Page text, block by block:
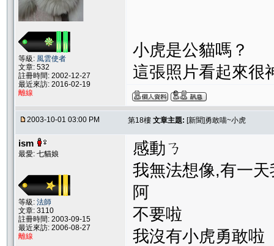
等級: 風雲使者
文章: 532
註冊時間: 2002-12-27
最近來訪: 2016-02-19
離線
小虎是公貓嗎？
這張照片看起來很
2003-10-01 03:00 PM 第18樓 文章主題: [新聞]勇敢喵~小虎
ism
最愛: 七貓娘
等級: 法師
文章: 3110
註冊時間: 2003-09-15
最近來訪: 2006-08-27
離線
感動ㄋ
我無法想像,有一
阿
不要啦
我沒有小虎勇敢啦